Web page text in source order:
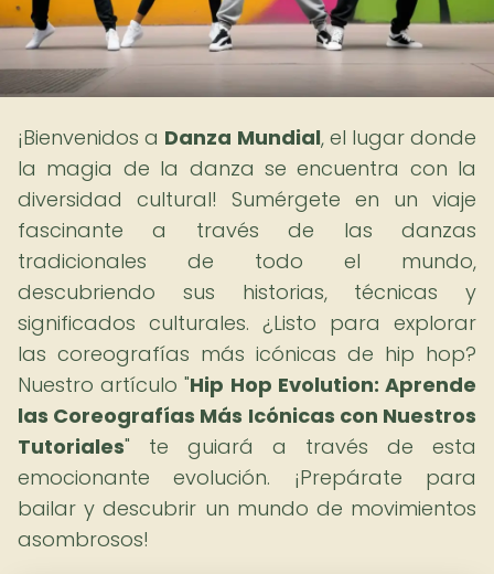
¡Bienvenidos a Danza Mundial, el lugar donde
la magia de la danza se encuentra con la
diversidad cultural! Sumérgete en un viaje
fascinante a través de las danzas
tradicionales de todo el mundo,
descubriendo sus historias, técnicas y
significados culturales. ¿Listo para explorar
las coreografías más icónicas de hip hop?
Nuestro artículo "Hip Hop Evolution: Aprende
las Coreografías Más Icónicas con Nuestros
Tutoriales" te guiará a través de esta
emocionante evolución. ¡Prepárate para
bailar y descubrir un mundo de movimientos
asombrosos!